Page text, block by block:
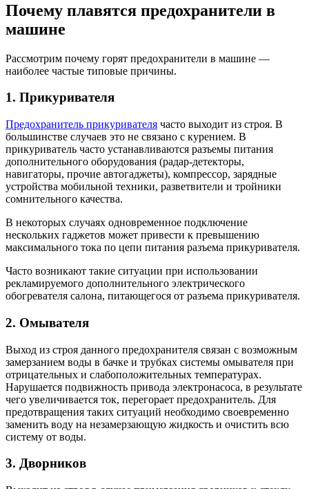
Почему плавятся предохранители в
машине
Рассмотрим почему горят предохранители в машине —
наиболее частые типовые причины.
1. Прикуривателя
Предохранитель прикуривателя часто выходит из строя. В
большинстве случаев это не связано с курением. В
прикуриватель часто устанавливаются разъемы питания
дополнительного оборудования (радар-детекторы,
навигаторы, прочие автогаджеты), компрессор, зарядные
устройства мобильной техники, разветвители и тройники
сомнительного качества.
В некоторых случаях одновременное подключение
нескольких гаджетов может привести к превышению
максимального тока по цепи питания разъема прикуривателя.
Часто возникают такие ситуации при использовании
рекламируемого дополнительного электрического
обогревателя салона, питающегося от разъема прикуривателя.
2. Омывателя
Выход из строя данного предохранителя связан с возможным
замерзанием воды в бачке и трубках системы омывателя при
отрицательных и слабоположительных температурах.
Нарушается подвижность привода электронасоса, в результате
чего увеличивается ток, перегорает предохранитель. Для
предотвращения таких ситуаций необходимо своевременно
заменить воду на незамерзающую жидкость и очистить всю
систему от воды.
3. Дворников